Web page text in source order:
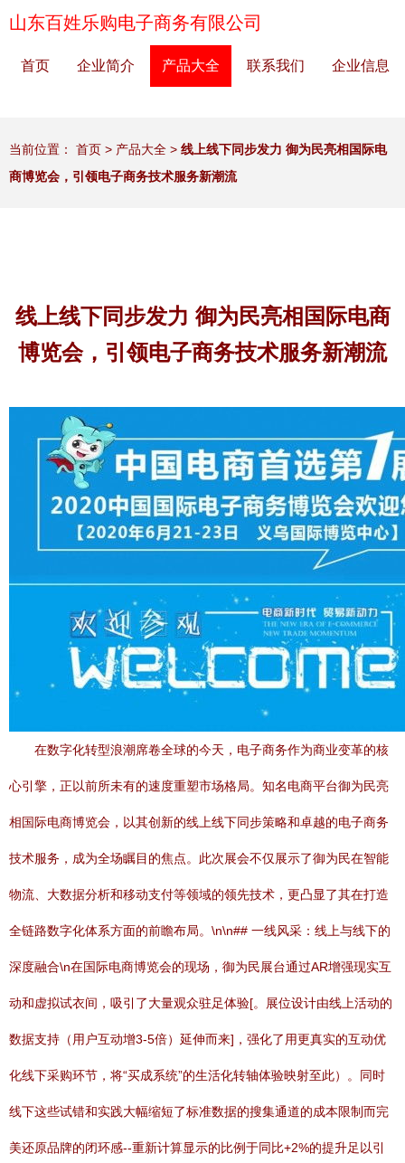
山东百姓乐购电子商务有限公司
首页 企业简介 产品大全 联系我们 企业信息
当前位置： 首页 > 产品大全 > 线上线下同步发力 御为民亮相国际电
商博览会，引领电子商务技术服务新潮流
线上线下同步发力 御为民亮相国际电商
博览会，引领电子商务技术服务新潮流
在数字化转型浪潮席卷全球的今天，电子商务作为商业变革的核
心引擎，正以前所未有的速度重塑市场格局。知名电商平台御为民亮
相国际电商博览会，以其创新的线上线下同步策略和卓越的电子商务
技术服务，成为全场瞩目的焦点。此次展会不仅展示了御为民在智能
物流、大数据分析和移动支付等领域的领先技术，更凸显了其在打造
全链路数字化体系方面的前瞻布局。\n\n## 一线风采：线上与线下的
深度融合\n在国际电商博览会的现场，御为民展台通过AR增强现实互
动和虚拟试衣间，吸引了大量观众驻足体验[。展位设计由线上活动的
数据支持（用户互动增3-5倍）延伸而来]，强化了用更真实的互动优
化线下采购环节，将“买成系统”的生活化转轴体验映射至此）。同时
线下这些试错和实践大幅缩短了标准数据的搜集通道的成本限制而完
美还原品牌的闭环感--重新计算显示的比例于同比+2%的提升足以引